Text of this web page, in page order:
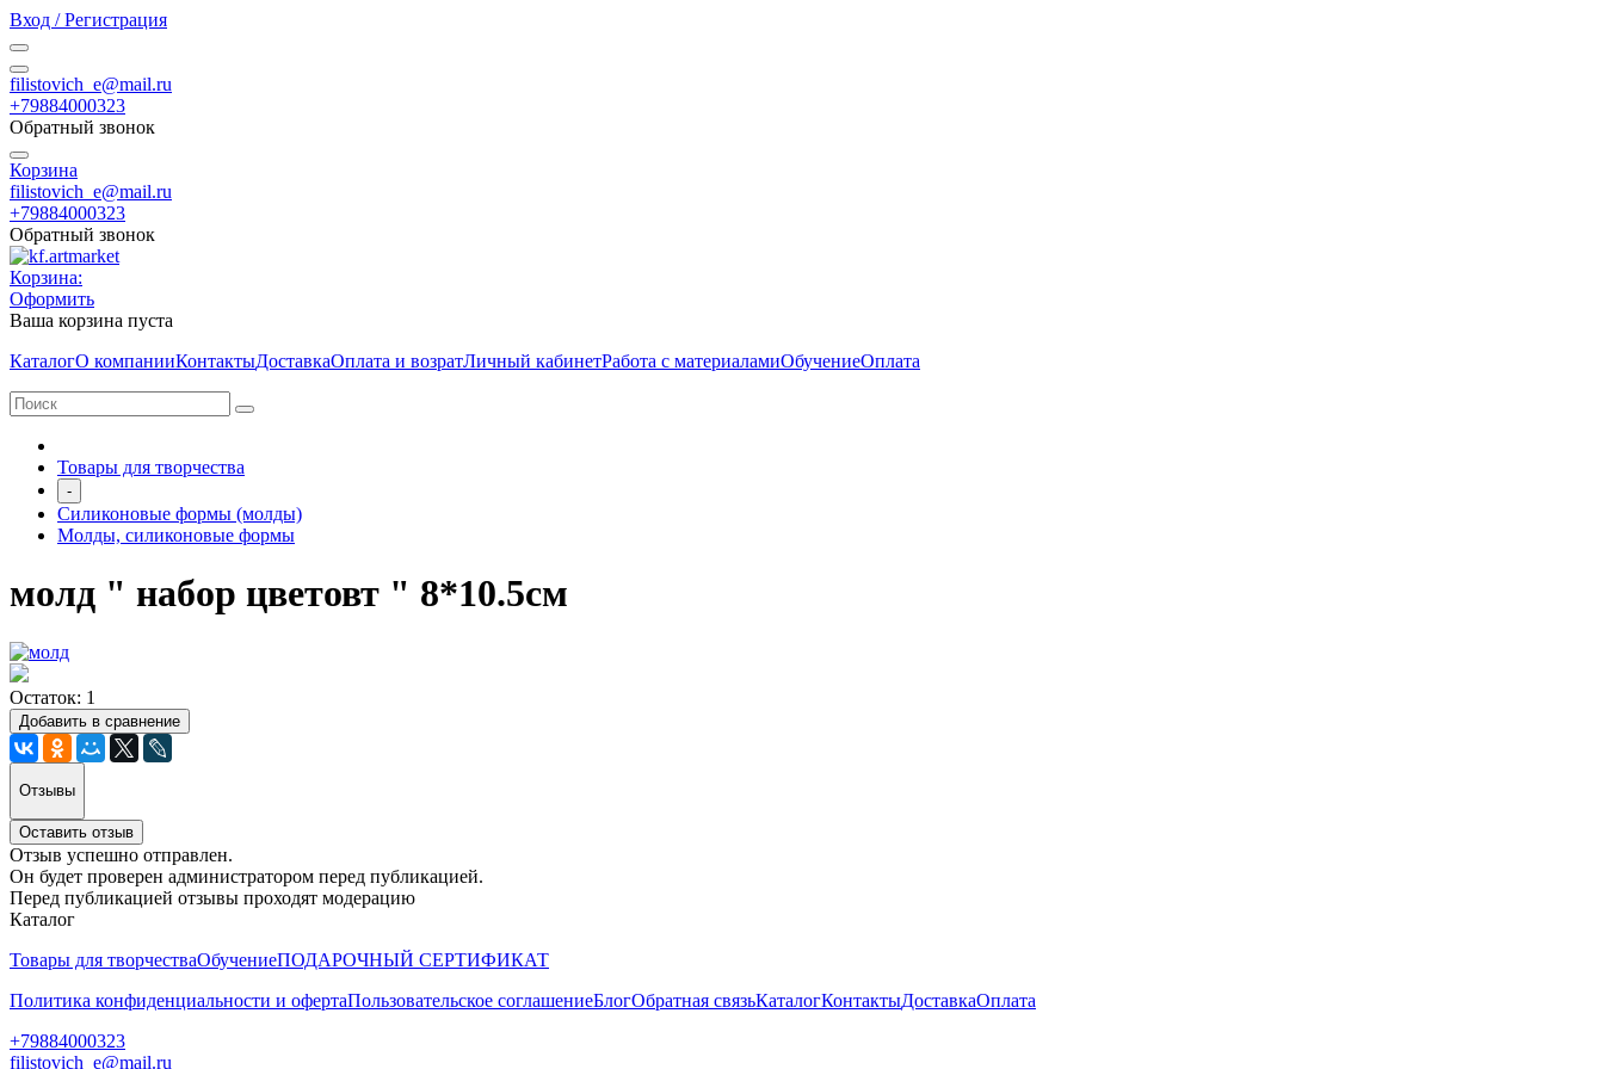
Вход / Регистрация
filistovich_e@mail.ru
+79884000323
Обратный звонок
Корзина
filistovich_e@mail.ru
+79884000323
Обратный звонок
Корзина:
Оформить
Ваша корзина пуста
КаталогО компанииКонтактыДоставкаОплата и возратЛичный кабинетРабота с материаламиОбучениеОплата
Товары для творчества
-
Силиконовые формы (молды)
Молды, силиконовые формы
молд " набор цветовт " 8*10.5см
Остаток: 1
Добавить в сравнение
Отзывы
Оставить отзыв
Отзыв успешно отправлен.
Он будет проверен администратором перед публикацией.
Перед публикацией отзывы проходят модерацию
Каталог
Товары для творчестваОбучениеПОДАРОЧНЫЙ СЕРТИФИКАТ
Политика конфиденциальности и офертаПользовательское соглашениеБлогОбратная связьКаталогКонтактыДоставкаОплата
+79884000323
filistovich_e@mail.ru